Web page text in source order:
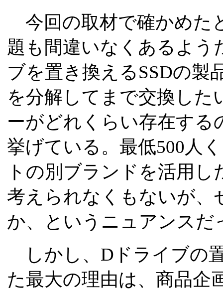
今回の取材で確かめた
題も間違いなくあるよう
ブを置き換えるSSDの製
を分解してまで交換した
ーがどれくらい存在す
挙げている。最低500人
トの別ブランドを活用
考えられなくもないが、
か、というニュアンスだ
しかし、Dドライブの
た最大の理由は、商品企